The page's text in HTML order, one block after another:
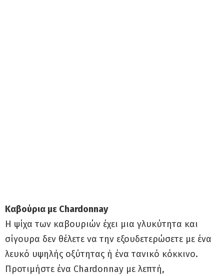
Καβούρια με Chardonnay
Η ψίχα των καβουριών έχει μια γλυκύτητα και
σίγουρα δεν θέλετε να την εξουδετερώσετε με ένα
λευκό υψηλής οξύτητας ή ένα τανικό κόκκινο.
Προτιμήστε ένα Chardonnay με λεπτή,